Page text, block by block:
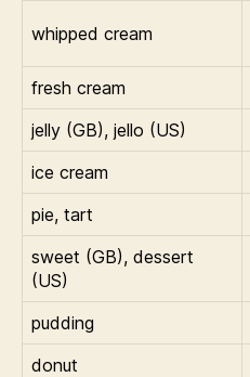
whipped cream
fresh cream
jelly (GB), jello (US)
ice cream
pie, tart
sweet (GB), dessert
(US)
pudding
donut